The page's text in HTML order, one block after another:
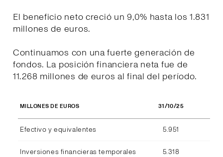
El beneficio neto creció un 9,0% hasta los 1.831
millones de euros.
Continuamos con una fuerte generación de
fondos. La posición financiera neta fue de
11.268 millones de euros al final del período.
MILLONES DE EUROS 31/10/25
Efectivo y equivalentes 5.951
Inversiones financieras temporales 5.318